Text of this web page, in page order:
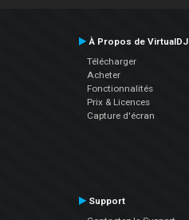
À Propos de VirtualDJ
Télécharger
Acheter
Fonctionnalités
Prix & Licences
Capture d'écran
Support